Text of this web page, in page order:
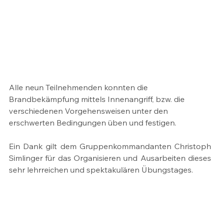
Alle neun Teilnehmenden konnten die
Brandbekämpfung mittels Innenangriff, bzw. die
verschiedenen Vorgehensweisen unter den
erschwerten Bedingungen üben und festigen.
Ein Dank gilt dem Gruppenkommandanten Christoph
Simlinger für das Organisieren und Ausarbeiten dieses
sehr lehrreichen und spektakulären Übungstages.